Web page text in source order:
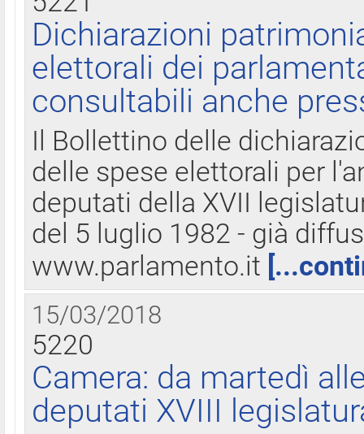
Dichiarazioni
elettorali dei
consultabili anche
Il Bollettino delle
delle spese elettorali per
deputati della XVII
del 5 luglio 1982 - già
www.parlamento.it
15/03/2018
5220
Camera: da martedì
deputati XVIII